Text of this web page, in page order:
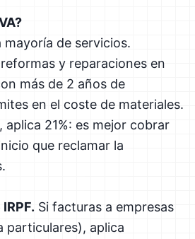
mayoría de servicios.
y reparaciones en
más de 2 años de
en el coste de materiales.
aplica 21%: es mejor cobrar
que reclamar la
Si facturas a empresas
particulares), aplica